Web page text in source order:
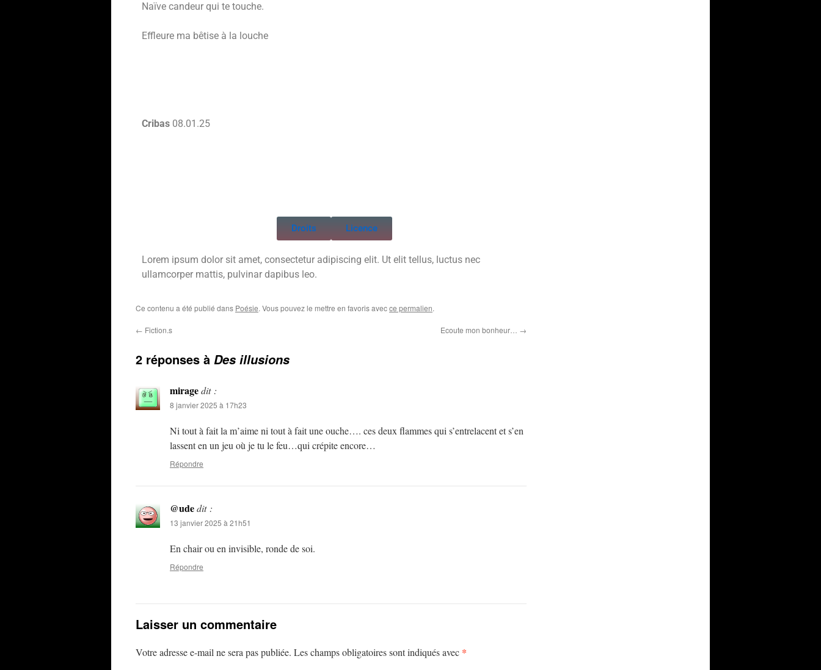
Naïve candeur qui te touche.
Effleure ma bêtise à la louche
Cribas 08.01.25
Droits Licence
Lorem ipsum dolor sit amet, consectetur adipiscing elit. Ut elit tellus, luctus nec
ullamcorper mattis, pulvinar dapibus leo.
Ce contenu a été publié dans Poésie. Vous pouvez le mettre en favoris avecce permalien.
← Fiction.s Ecoute mon bonheur… →
2 réponses à Des illusions
miragedit :
8 janvier 2025 à 17h23
Ni tout à fait la m’aime ni tout à fait une ouche…. ces deux flammes qui s’entrelacent et s’en
lassent en un jeu où je tu le feu…qui crépite encore…
Répondre
@udedit :
13 janvier 2025 à 21h51
En chair ou en invisible, ronde de soi.
Répondre
Laisser un commentaire
Votre adresse e-mail ne sera pas publiée. Les champs obligatoires sont indiqués avec *